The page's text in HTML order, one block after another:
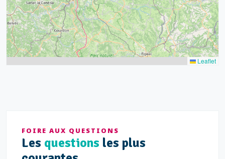
Leaflet
FOIRE AUX QUESTIONS
Les questions les plus